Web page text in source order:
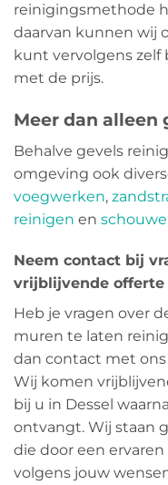
reinigingsmethode
daarvan kunnen wij
kunt vervolgens zelf
met de prijs.
Meer dan alleen
Behalve gevels
omgeving ook
voegwerken,
reinigen en
Neem contact bij
vrijblijvende offerte
Heb je vragen over
muren te laten
dan contact met ons
Wij komen
bij u in Dessel
ontvangt. Wij staan
die door een
volgens jouw